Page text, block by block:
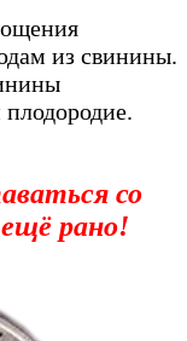
из свинины.
со
рано!